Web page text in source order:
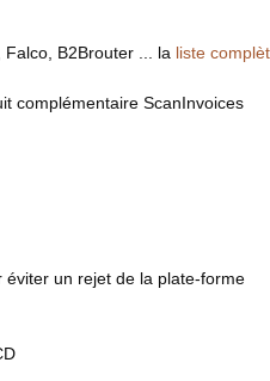
B2Brouter ... la liste
complémentaire ScanInvoices
un rejet de la plate-forme